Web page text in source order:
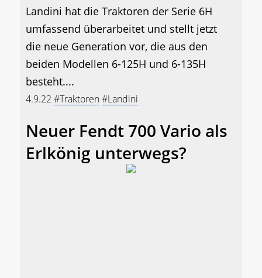
Landini hat die Traktoren der Serie 6H
umfassend überarbeitet und stellt jetzt
die neue Generation vor, die aus den
beiden Modellen 6-125H und 6-135H
besteht....
4.9.22 #Traktoren#Landini
Neuer Fendt 700 Vario als
Erlkönig unterwegs?